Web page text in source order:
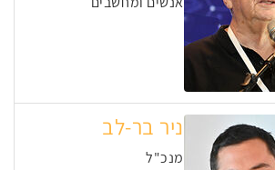
ניר בר-לב
מנכ"ל